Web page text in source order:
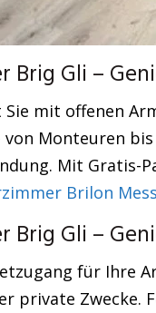
Brig Gli –
mit offenen
von Monteuren
Mit Gratis-
Brilon
Brig Gli –
für Ihre
private Zwecke.